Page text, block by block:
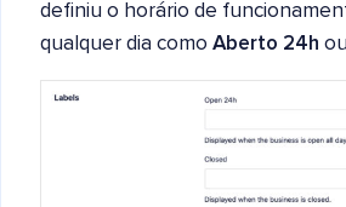
definiu o horário de
qualquer dia como Aberto 24h ou